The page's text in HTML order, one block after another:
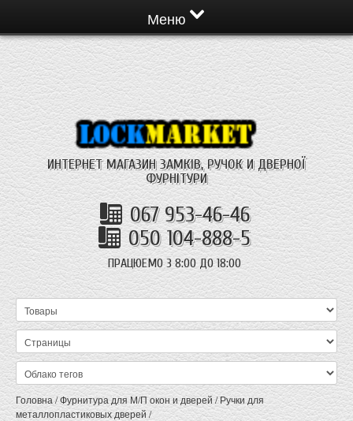
Меню
ИНТЕРНЕТ МАГАЗИН ЗАМКІВ, РУЧОК И ДВЕРНОЇ
ФУРНІТУРИ
067 953-46-46
050 104-888-5
ПРАЦЮЕМО З 8:00 ДО 18:00
Головна/Фурнитура для М/П окон и дверей /Ручки для
металлопластиковых дверей /